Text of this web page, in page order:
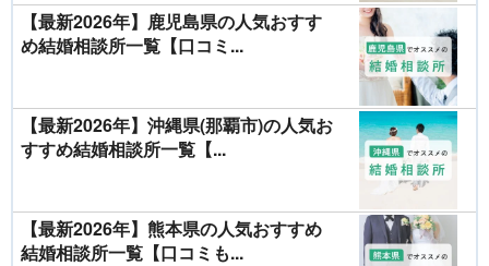
【最新2026年】鹿児島県の人気おすす
め結婚相談所一覧【口コミ...
【最新2026年】沖縄県(那覇市)の人気お
すすめ結婚相談所一覧【...
【最新2026年】熊本県の人気おすすめ
結婚相談所一覧【口コミも...